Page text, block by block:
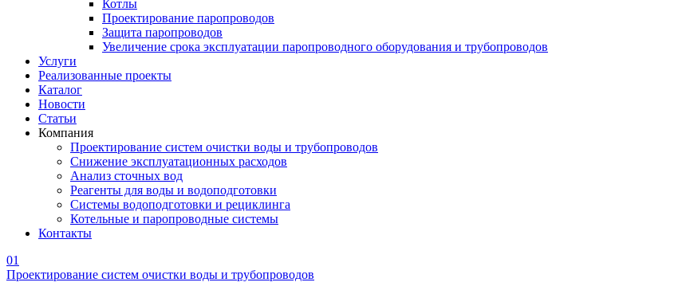
Котлы
Проектирование паропроводов
Защита паропроводов
Увеличение срока эксплуатации паропроводного оборудования и трубопроводов
Услуги
Реализованные проекты
Каталог
Новости
Статьи
Компания
Проектирование систем очистки воды и трубопроводов
Снижение эксплуатационных расходов
Анализ сточных вод
Реагенты для воды и водоподготовки
Системы водоподготовки и рециклинга
Котельные и паропроводные системы
Контакты
01
Проектирование систем очистки воды и трубопроводов